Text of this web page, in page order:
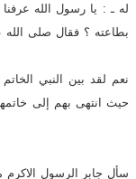
له ـ : يا رسول الله
بطاعته ؟ فقال صلى الله
نعم لقد بين النبي
حيث انتهى بهم إلى
سأل جابر الرسول الاكرم